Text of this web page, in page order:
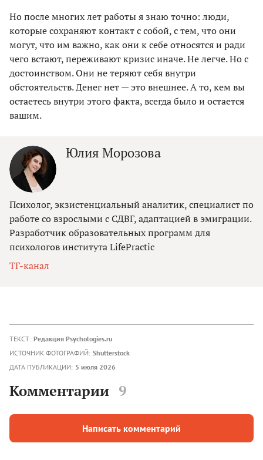
Но после многих лет работы я знаю точно: люди,
которые сохраняют контакт с собой, с тем, что они
могут, что им важно, как они к себе относятся и ради
чего встают, переживают кризис иначе. Не легче. Но с
достоинством. Они не теряют себя внутри
обстоятельств. Денег нет — это внешнее. А то, кем вы
остаетесь внутри этого факта, всегда было и остается
вашим.
Юлия Морозова
Психолог, экзистенциальный аналитик, специалист по
работе со взрослыми с СДВГ, адаптацией в эмиграции.
Разработчик образовательных программ для
психологов института LifePractic
ТГ-канал
ТЕКСТ: Редакция Psychologies.ru
ИСТОЧНИК ФОТОГРАФИЙ: Shutterstock
ДАТА ПУБЛИКАЦИИ: 5 июля 2026
Комментарии 9
Написать комментарий